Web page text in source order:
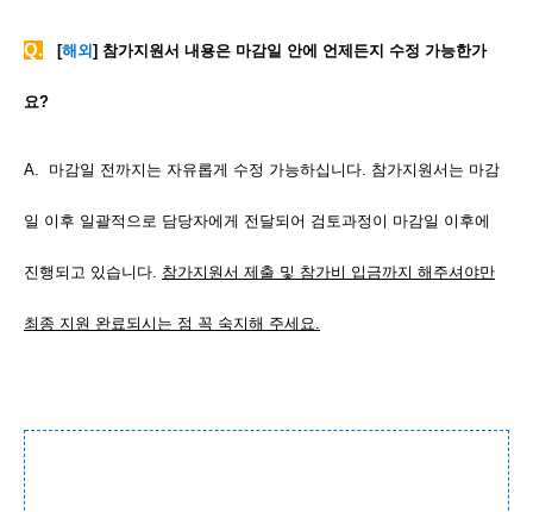
Q. [해외 ] 참가지원서 내용은 마감일 안에 언제든지 수정 가능한가
요?
A. 마감일 전까지는 자유롭게 수정 가능하십니다. 참가지원서는 마감
일 이후 일괄적으로 담당자에게 전달되어 검토과정이 마감일 이후에
진행되고 있습니다. 참가지원서 제출 및 참가비 입금까지 해주셔야만
최종 지원 완료되시는 점 꼭 숙지해 주세요.